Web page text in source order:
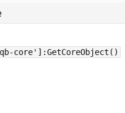
core']:GetCoreObject()